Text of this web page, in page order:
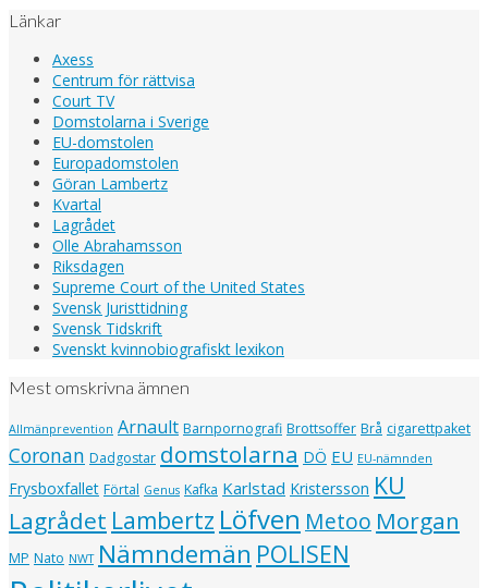
Länkar
Axess
Centrum för rättvisa
Court TV
Domstolarna i Sverige
EU-domstolen
Europadomstolen
Göran Lambertz
Kvartal
Lagrådet
Olle Abrahamsson
Riksdagen
Supreme Court of the United States
Svensk Juristtidning
Svensk Tidskrift
Svenskt kvinnobiografiskt lexikon
Mest omskrivna ämnen
Allmänprevention Arnault Barnpornografi Brottsoffer Brå cigarettpaket
Coronan Dadgostar domstolarna DÖ EU EU-nämnden
Frysboxfallet Förtal Genus Kafka Karlstad Kristersson KU
Lagrådet Lambertz Löfven Metoo Morgan
MP Nato NWT Nämndemän POLISEN